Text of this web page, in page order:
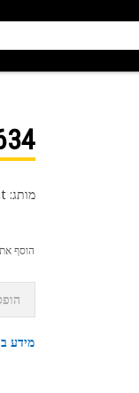
מותג: Cat
הוסף
מידע